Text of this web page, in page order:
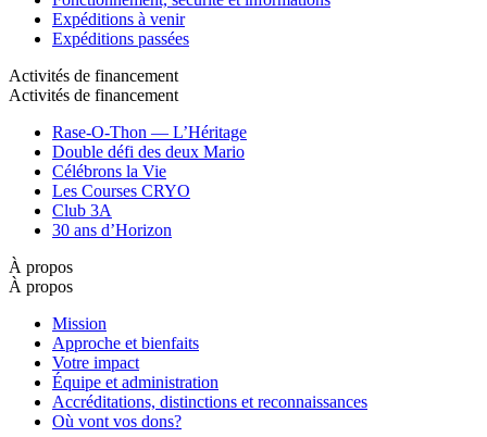
Expéditions à venir
Expéditions passées
Activités de financement
Activités de financement
Rase-O-Thon — L’Héritage
Double défi des deux Mario
Célébrons la Vie
Les Courses CRYO
Club 3A
30 ans d’Horizon
À propos
À propos
Mission
Approche et bienfaits
Votre impact
Équipe et administration
Accréditations, distinctions et reconnaissances
Où vont vos dons?